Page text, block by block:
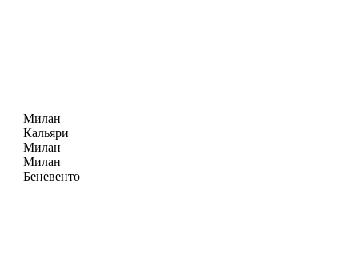
Милан
Кальяри
Милан
Милан
Беневенто